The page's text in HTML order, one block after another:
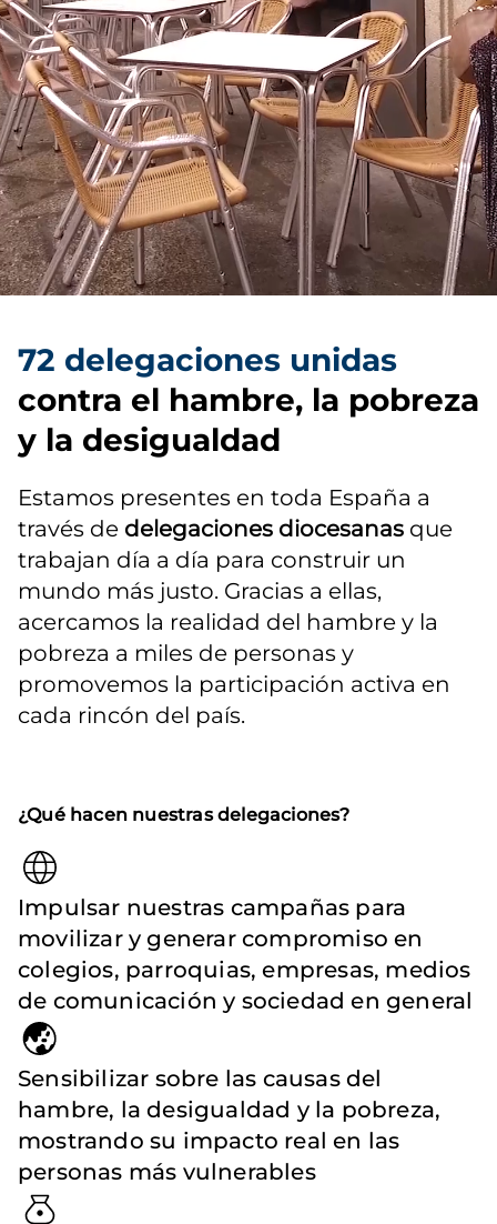
72 delegaciones unidas
contra el hambre, la pobreza
y la desigualdad
Estamos presentes en toda España a
través de delegaciones diocesanas que
trabajan día a día para construir un
mundo más justo. Gracias a ellas,
acercamos la realidad del hambre y la
pobreza a miles de personas y
promovemos la participación activa en
cada rincón del país.
¿Qué hacen nuestras delegaciones?
Impulsar nuestras campañas para
movilizar y generar compromiso en
colegios, parroquias, empresas, medios
de comunicación y sociedad en general
Sensibilizar sobre las causas del
hambre, la desigualdad y la pobreza,
mostrando su impacto real en las
personas más vulnerables